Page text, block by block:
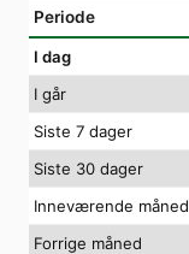
Periode
I dag
I går
Siste 7 dager
Siste 30 dager
Inneværende måned
Forrige måned